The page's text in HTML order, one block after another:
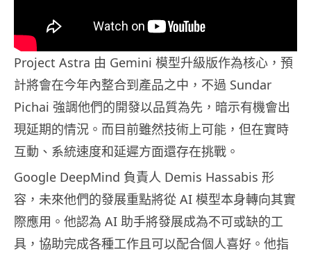
Project Astra 由 Gemini 模型升級版作為核心，預
計將會在今年內整合到產品之中，不過 Sundar
Pichai 強調他們的開發以品質為先，暗示有機會出
現延期的情況。而目前雖然技術上可能，但在實時
互動、系統速度和延遲方面還存在挑戰。
Google DeepMind 負責人 Demis Hassabis 形
容，未來他們的發展重點將從 AI 模型本身轉向其實
際應用。他認為 AI 助手將發展成為不可或缺的工
具，協助完成各種工作且可以配合個人喜好。他指